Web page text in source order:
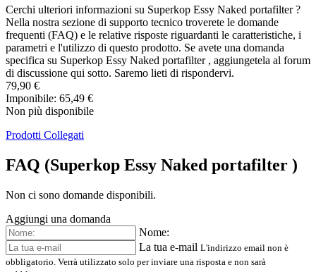
Cerchi ulteriori informazioni su Superkop Essy Naked portafilter ?
Nella nostra sezione di supporto tecnico troverete le domande
frequenti (FAQ) e le relative risposte riguardanti le caratteristiche, i
parametri e l'utilizzo di questo prodotto. Se avete una domanda
specifica su Superkop Essy Naked portafilter , aggiungetela al forum
di discussione qui sotto. Saremo lieti di rispondervi.
79,90 €
Imponibile: 65,49 €
Non più disponibile
Prodotti Collegati
FAQ (Superkop Essy Naked portafilter )
Non ci sono domande disponibili.
Aggiungi una domanda
Nome:
La tua e-mail L'indirizzo email non è
obbligatorio. Verrà utilizzato solo per inviare una risposta e non sarà